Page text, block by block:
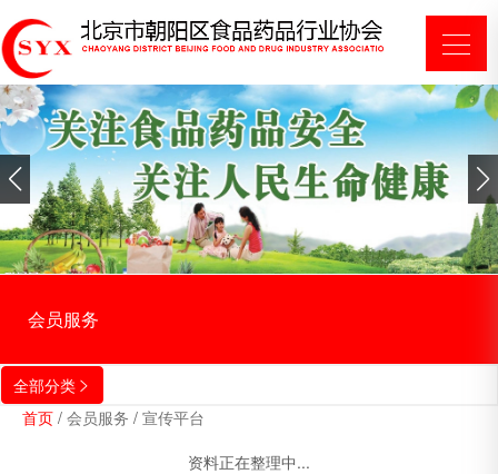
会员服务
全部分类 
首页 / 会员服务 / 宣传平台
资料正在整理中...